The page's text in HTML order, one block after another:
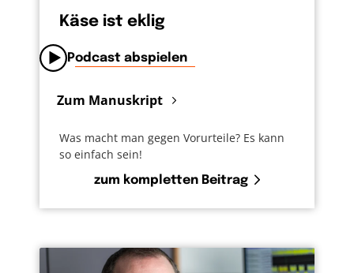
gibt es nochmal eine Chance?
Käse ist eklig
Podcast abspielen
Zum Manuskript
Was macht man gegen Vorurteile? Es kann
so einfach sein!
zum kompletten Beitrag